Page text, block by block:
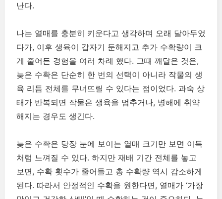
난다.
나는 열매를 충분히 키운다고 생각하며 오래 달아두었
다가, 이후 생육이 갑자기 둔해지고 추가 수확량이 크
게 줄어든 경험을 여러 차례 했다. 그때 깨달은 것은,
늦은 수확은 단순히 한 번의 선택이 아니라 작물의 생
육 리듬 전체를 무너뜨릴 수 있다는 점이었다. 과숙 상
태가 반복되면 작물은 생육을 멈추거나, 병해에 취약
해지는 경우도 생긴다.
늦은 수확은 당장 눈에 보이는 열매 크기만 보면 이득
처럼 느껴질 수 있다. 하지만 재배 기간 전체를 놓고
보면, 수확 횟수가 줄어들고 총 수확량 역시 감소하게
된다. 따라서 안정적인 수확을 원한다면, 열매가 ‘가장